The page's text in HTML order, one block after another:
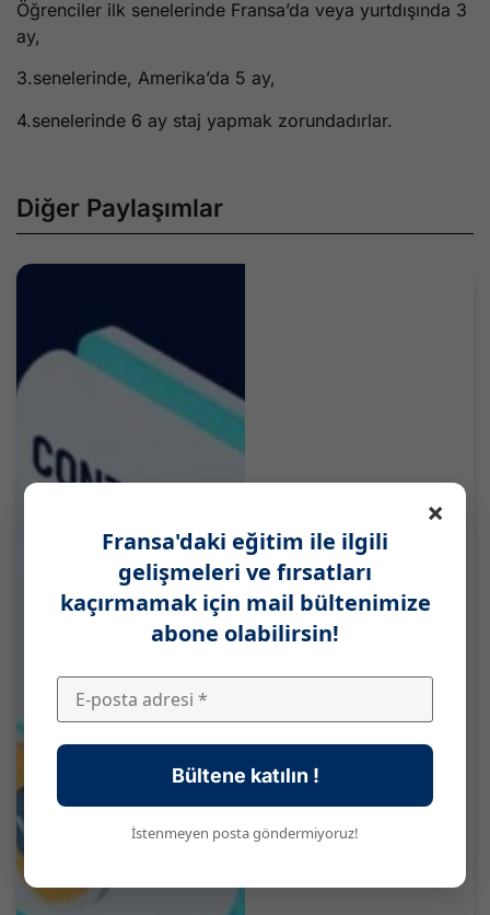
Öğrenciler ilk senelerinde Fransa’da veya yurtdışında 3
ay,
3.senelerinde, Amerika’da 5 ay,
4.senelerinde 6 ay staj yapmak zorundadırlar.
Diğer Paylaşımlar
Öğrenciler İçin
Elektrik Sözleşmesi:
Hangi Elektrik
Sözleşmesi...
Devamını Oku
×
Fransa'daki eğitim ile ilgili
gelişmeleri ve fırsatları
kaçırmamak için mail bültenimize
abone olabilirsin!
Bültene katılın !
İstenmeyen posta göndermiyoruz!